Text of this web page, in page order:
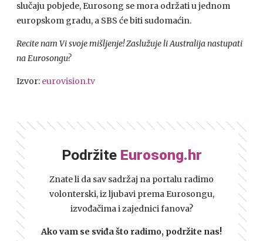
slučaju pobjede, Eurosong se mora održati u jednom
europskom gradu, a SBS će biti sudomaćin.
Recite nam Vi svoje mišljenje! Zaslužuje li Australija nastupati
na Eurosongu?
Izvor: eurovision.tv
Podržite Eurosong.hr
Znate li da sav sadržaj na portalu radimo
volonterski, iz ljubavi prema Eurosongu,
izvođačima i zajednici fanova?
Ako vam se sviđa što radimo, podržite nas!